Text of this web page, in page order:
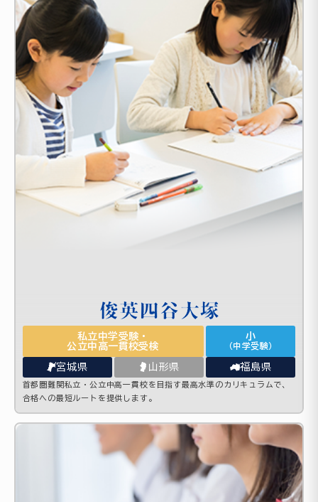
私立中学受験・
公立中高一貫校受検
小
（中学受験）
宮城県 山形県 福島県
首都圏難関私立・公立中高一貫校を目指す最高水準のカリキュラムで、
合格への最短ルートを提供します。